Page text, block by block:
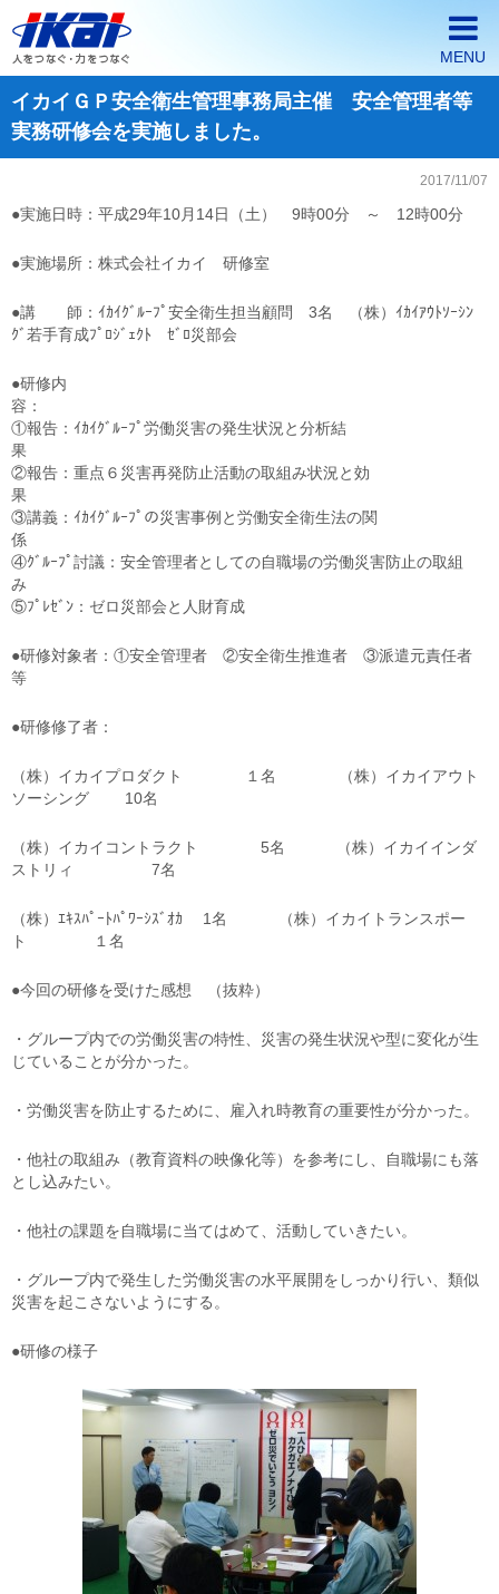
MENU
ホーム
イカイが選ばれる3つの理由
会社案内
派遣・契約社員採用情報
正社員採用情報
企業の皆様へ
イカイＧＰ安全衛生管理事務局主催 安全管理者等
実務研修会を実施しました。
2017/11/07
●実施日時：平成29年10月14日（土） 9時00分 ～ 12時00分
●実施場所：株式会社イカイ 研修室
●講 師：ｲｶｲｸﾞﾙｰﾌﾟ安全衛生担当顧問 3名 （株）ｲｶｲｱｳﾄｿｰｼﾝ
ｸﾞ若手育成ﾌﾟﾛｼﾞｪｸﾄ ｾﾞﾛ災部会
●研修内
①報告：ｲｶｲｸﾞﾙｰﾌﾟ労働災害の発生状況と分析結
②報告：重点６災害再発防止活動の取組み状況と効
③講義：ｲｶｲｸﾞﾙｰﾌﾟの災害事例と労働安全衛生法の関
④ｸﾞﾙｰﾌﾟ討議：安全管理者としての自職場の労働災害防止の取組
⑤ﾌﾟﾚｾﾞﾝ：ゼロ災部会と人財育成
●研修対象者：①安全管理者 ②安全衛生推進者 ③派遣元責任者
等
●研修修了者：
（株）イカイプロダクト １名 （株）イカイアウト
ソーシング 10名
（株）イカイコントラクト 5名 （株）イカイインダ
ストリィ 7名
（株）ｴｷｽﾊﾟｰﾄﾊﾟﾜｰｼｽﾞｵｶ 1名 （株）イカイトランスポー
ト １名
●今回の研修を受けた感想 （抜粋）
・グループ内での労働災害の特性、災害の発生状況や型に変化が生
じていることが分かった。
・労働災害を防止するために、雇入れ時教育の重要性が分かった。
・他社の取組み（教育資料の映像化等）を参考にし、自職場にも落
とし込みたい。
・他社の課題を自職場に当てはめて、活動していきたい。
・グループ内で発生した労働災害の水平展開をしっかり行い、類似
災害を起こさないようにする。
●研修の様子